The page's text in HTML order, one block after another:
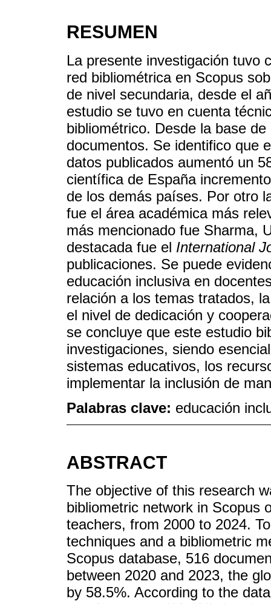
RESUMEN
La presente investigación tuvo
red bibliométrica en Scopus
de nivel secundaria, desde el
estudio se tuvo en cuenta
bibliométrico. Desde la base
documentos. Se identifico que
datos publicados aumentó un
científica de España
de los demás países. Por otro
fue el área académica más
más mencionado fue Sharma,
destacada fue el International
publicaciones. Se puede
educación inclusiva en
relación a los temas tratados,
el nivel de dedicación y
se concluye que este estudio
investigaciones, siendo
sistemas educativos, los
implementar la inclusión de
Palabras clave: educación
ABSTRACT
The objective of this research
bibliometric network in Scopus
teachers, from 2000 to 2024.
techniques and a bibliometric
Scopus database, 516
between 2020 and 2023, the
by 58.5%. According to the